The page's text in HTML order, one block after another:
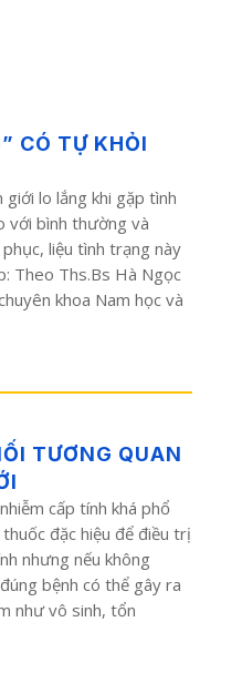
CÓ TỰ KHỎI
giới lo lắng khi gặp tình
với bình thường và
liệu tình trạng này
Theo Ths.Bs Hà Ngọc
khoa Nam học và
TƯƠNG QUAN
cấp tính khá phổ
đặc hiệu để điều trị
nhưng nếu không
bệnh có thể gây ra
như vô sinh, tổn